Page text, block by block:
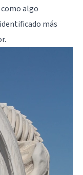
algo
más